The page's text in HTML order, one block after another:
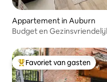
Appartement in Auburn
Budget en
Topfavoriet van gasten
Favoriet van gasten